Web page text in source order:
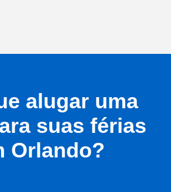
alugar uma
suas férias
Orlando?